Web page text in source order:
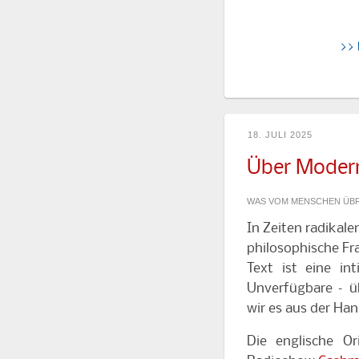
>>
18. JULI 2025
Über
WAS VOM MENSCHEN
In Zeiten
philosophische
Text ist eine
Unverfügbare –
wir es aus der
Die englische